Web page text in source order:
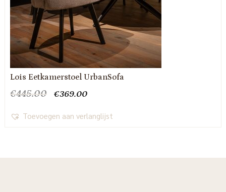
Lois Eetkamerstoel UrbanSofa
€445.00
Oorspronkelijke
was:
€369.00Huidige
is:
Toevoegen aan verlanglijst